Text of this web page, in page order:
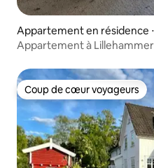
Appartement en résidence
Appartement à Lillehammer
Coup de cœur voyageurs
Coup de cœur voyageurs